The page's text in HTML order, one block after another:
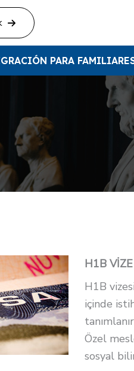
PARA
H1B
H1B
içinde
Özel
sosyal